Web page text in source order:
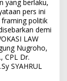
yang berlaku,
pers ini
politik
demi
LAW
Nugroho,
CPL Dr.
SYAHRUL